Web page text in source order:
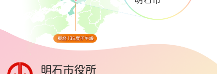
明石市役所